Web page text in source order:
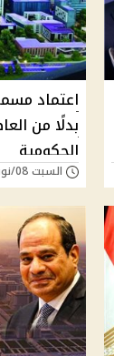
اعتماد
بدلًا من
الحكومية
السبت 08/نوفمبر/2025 - 07:57 م